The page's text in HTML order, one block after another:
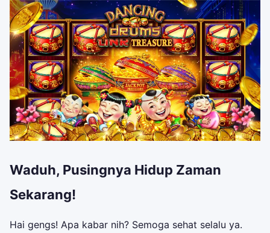
Waduh, Pusingnya Hidup Zaman
Sekarang!
Hai gengs! Apa kabar nih? Semoga sehat selalu ya.